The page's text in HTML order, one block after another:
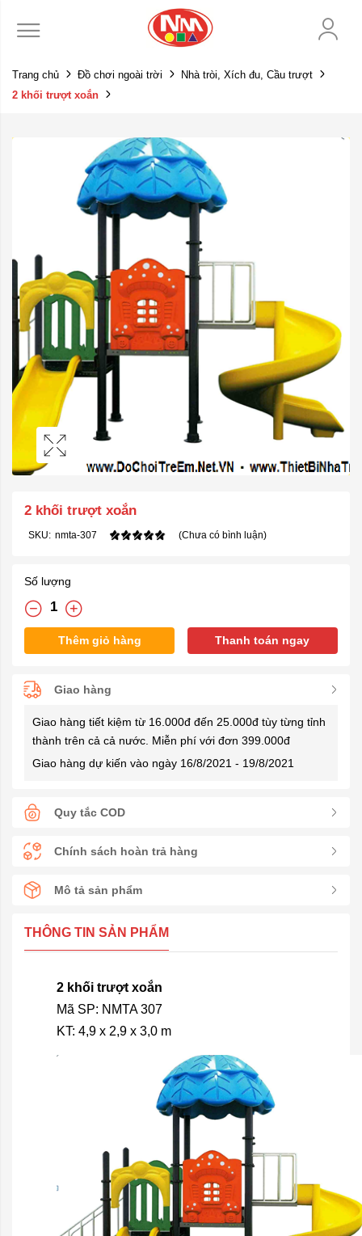
Trang chủ Đồ chơi ngoài trời
Nhà tròi, Xích đu, Cầu trượt
2 khối trượt xoắn
2 khối trượt xoắn
SKU: nmta-307 (Chưa có bình luận)
Số lượng
Thêm giỏ hàng Thanh toán ngay
Giao hàng
Giao hàng tiết kiệm từ 16.000đ đến 25.000đ tùy từng tỉnh
thành trên cả cả nước. Miễn phí với đơn 399.000đ
Giao hàng dự kiến vào ngày 16/8/2021 - 19/8/2021
Quy tắc COD
Chính sách hoàn trả hàng
Mô tả sản phẩm
THÔNG TIN SẢN PHẨM
2 khối trượt xoắn
Mã SP: NMTA 307
KT: 4,9 x 2,9 x 3,0 m